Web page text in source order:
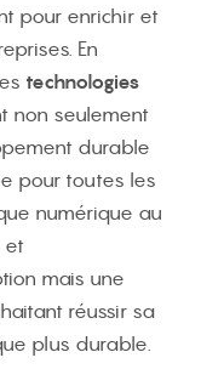
pour enrichir et
En
technologies
non seulement
durable
pour toutes les
numérique au
et
mais une
réussir sa
plus durable.